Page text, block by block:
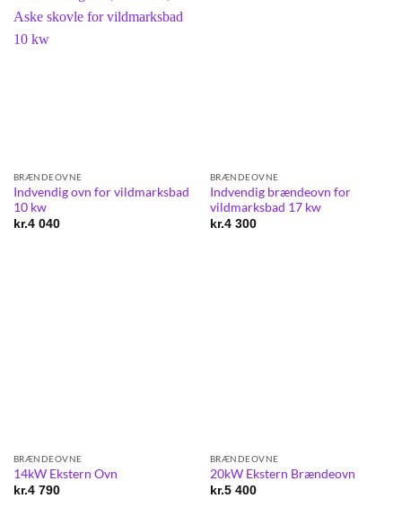
BRÆNDEOVNE
Indvendig ovn for vildmarksbad
10 kw
kr.4 040
BRÆNDEOVNE
Indvendig brændeovn for
vildmarksbad 17 kw
kr.4 300
BRÆNDEOVNE
14kW Ekstern Ovn
kr.4 790
BRÆNDEOVNE
20kW Ekstern Brændeovn
kr.5 400